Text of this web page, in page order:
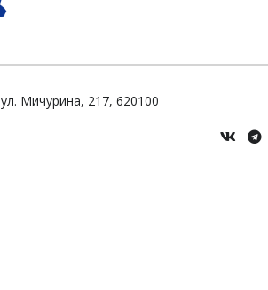
ул. Мичурина, 217, 620100